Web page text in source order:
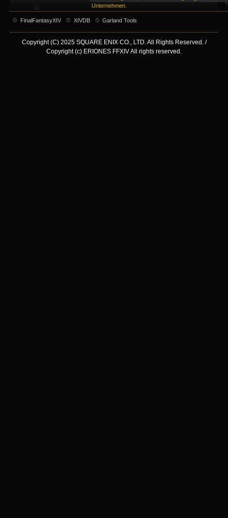
Unternehmen.
FinalFantasyXIV XIVDB Garland Tools
Copyright (C) 2025 SQUARE ENIX CO., LTD. All Rights Reserved. /
Copyright (c) ERIONES FFXIV All rights reserved.